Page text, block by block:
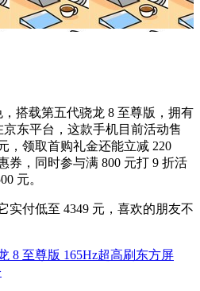
搭载第五代骁龙 8 至尊版，拥有
东平台，这款手机目前活动售
，领取首购礼金还能立减 220
券，同时参与满 800 元打 9 折活
元。
实付低至 4349 元，喜欢的朋友不
8 至尊版 165Hz超高刷东方屏